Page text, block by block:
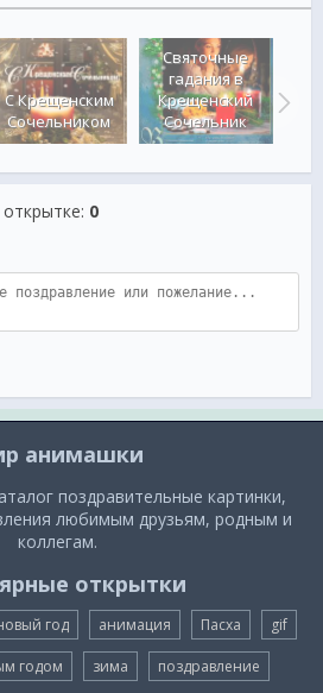
С Крещенским
Сочельником
Святочные
гадания в
Крещенский
Сочельник
: 0
анимашки
поздравительные картинки,
любимым друзьям, родным и
коллегам.
открытки
год анимация Пасха gif
годом зима поздравление